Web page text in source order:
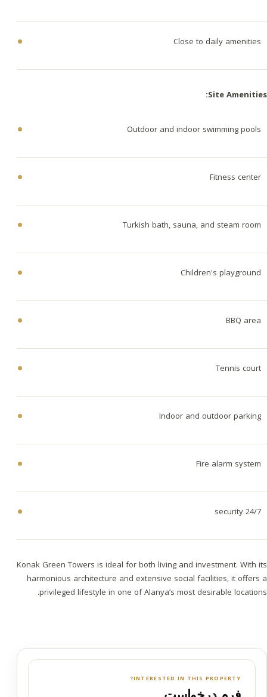
Close to daily amenities
Site Amenities:
Outdoor and indoor swimming pools
Fitness center
Turkish bath, sauna, and steam room
Children's playground
BBQ area
Tennis court
Indoor and outdoor parking
Fire alarm system
24/7 security
Konak Green Towers is ideal for both living and investment. With its
harmonious architecture and extensive social facilities, it offers a
privileged lifestyle in one of Alanya’s most desirable locations.
INTERESTED IN THIS PROPERTY?